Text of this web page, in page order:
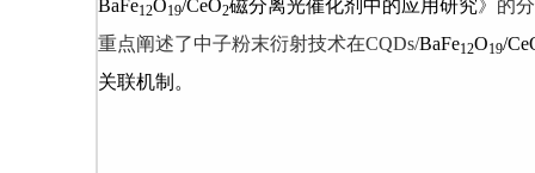
BaFe12O19/CeO2磁分离光催化剂中的应用研究》的
重点阐述了中子粉末衍射技术在CQDs/BaFe12O19/
关联机制。